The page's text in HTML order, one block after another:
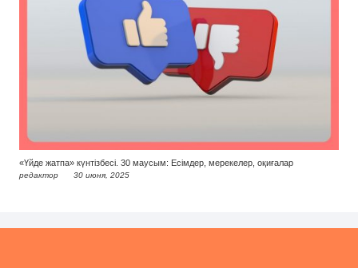
«Үйде жатпа» күнтізбесі. 30 маусым: Есімдер, мерекелер, оқиғалар
редактор 30 июня, 2025